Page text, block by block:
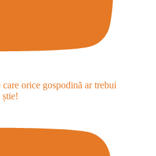
orice gospodină ar trebui
știe!